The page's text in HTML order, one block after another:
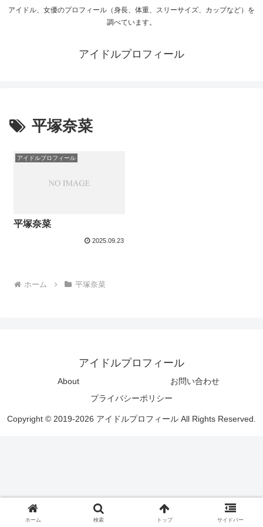
アイドル、女優のプロフィール（身長、体重、スリーサイズ、カップなど）を
調べています。
アイドルプロフィール
平塚奈菜
アイドルプロフィール
平塚奈菜
2025.09.23
ホーム 平塚奈菜
アイドルプロフィール
About
お問い合わせ
プライバシーポリシー
Copyright © 2019-2026 アイドルプロフィール All Rights Reserved.
ホーム 検索 トップ サイドバー